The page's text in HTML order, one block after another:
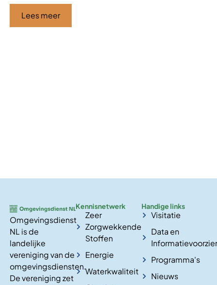
Lees meer
Omgevingsdienst
NL is de
landelijke
vereniging van de
omgevingsdiensten.
De vereniging zet
Kennisnetwerk
Zeer
Zorgwekkende
Stoffen
Energie
Waterkwaliteit
Handige links
Visitatie
Data en
Programma's
Nieuws